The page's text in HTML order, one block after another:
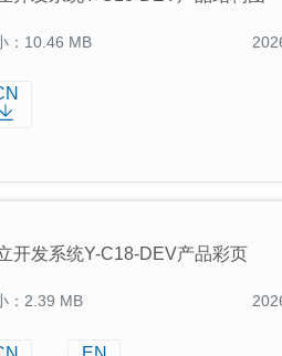
：10.46 MB
开发系统Y-C18-DEV产品彩页
：2.39 MB